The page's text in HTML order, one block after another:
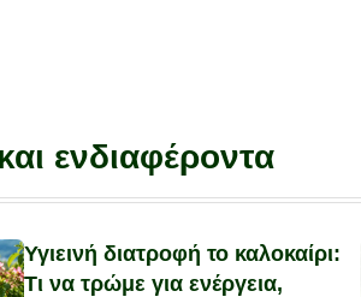
ενδιαφέροντα
Υγιεινή διατροφή το καλοκαίρι:
Τι να τρώμε για ενέργεια,